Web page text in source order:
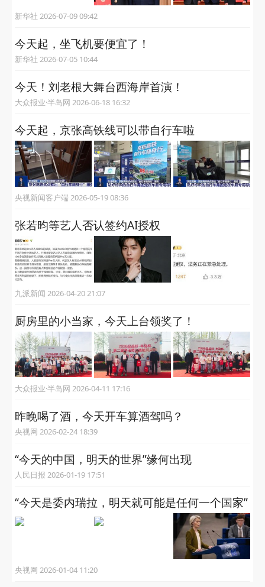
新华社 2026-07-09 09:42
今天起，坐飞机要便宜了！
新华社 2026-07-05 10:44
今天！刘老根大舞台西海岸首演！
大众报业·半岛网 2026-06-18 16:32
今天起，京张高铁线可以带自行车啦
央视新闻客户端 2026-05-19 08:36
张若昀等艺人否认签约AI授权
九派新闻 2026-04-20 21:07
厨房里的小当家，今天上台领奖了！
大众报业·半岛网 2026-04-11 17:16
昨晚喝了酒，今天开车算酒驾吗？
央视网 2026-02-24 18:39
“今天的中国，明天的世界”缘何出现
人民日报 2026-01-19 17:51
“今天是委内瑞拉，明天就可能是任何一个国家”
央视网 2026-01-04 11:20